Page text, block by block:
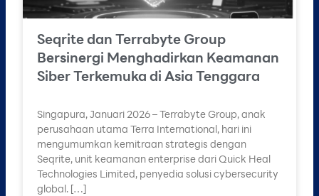
Seqrite dan Terrabyte Group
Bersinergi Menghadirkan Keamanan
Siber Terkemuka di Asia Tenggara
Singapura, Januari 2026 – Terrabyte Group, anak
perusahaan utama Terra International, hari ini
mengumumkan kemitraan strategis dengan
Seqrite, unit keamanan enterprise dari Quick Heal
Technologies Limited, penyedia solusi cybersecurity
global. […]